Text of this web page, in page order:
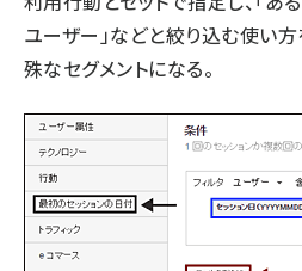
ユーザー」などと絞り込む使い
殊なセグメントになる。